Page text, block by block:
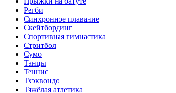
Регби
Синхронное плавание
Скейтбординг
Спортивная гимнастика
Стритбол
Сумо
Танцы
Теннис
Тхэквондо
Тяжёлая атлетика